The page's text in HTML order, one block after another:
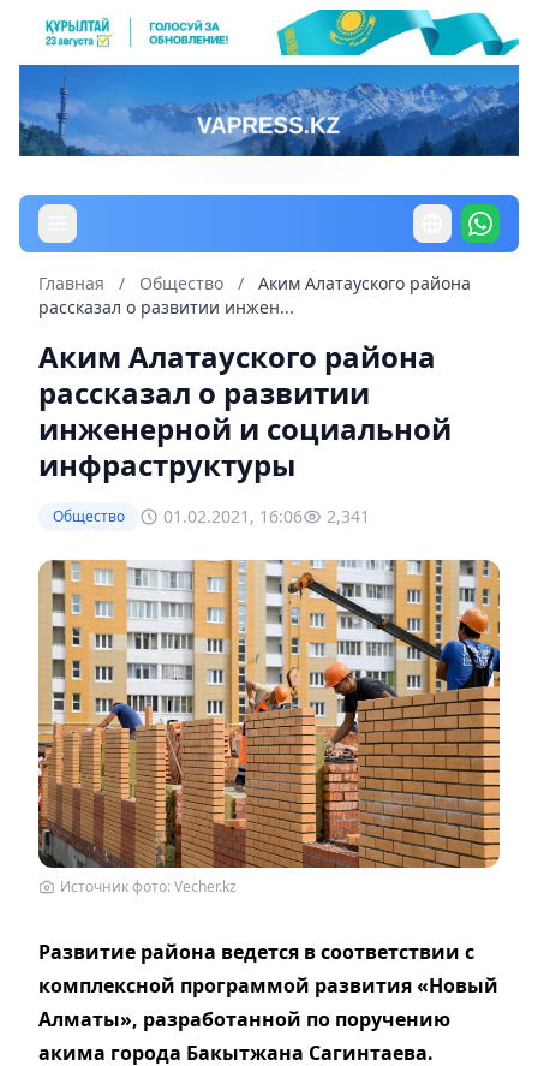
Главная / Общество /
Аким Алатауского района
рассказал о развитии инжен...
Аким Алатауского района
рассказал о развитии
инженерной и социальной
инфраструктуры
Общество 01.02.2021, 16:06 2,341
Источник фото: Vecher.kz
Развитие района ведется в соответствии с
комплексной программой развития «Новый
Алматы», разработанной по поручению
акима города Бакытжана Сагинтаева.